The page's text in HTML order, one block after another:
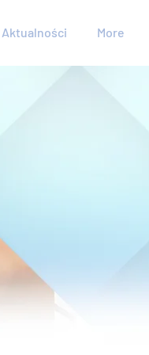
Aktualności More
Kontakt